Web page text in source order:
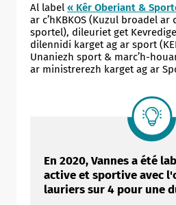
Al label « Kêr Oberiant &
ar c’hKBKOS (Kuzul broadel
sportel), dileuriet get
dilennidi karget ag ar sport
Unaniezh sport & marc’h-
ar ministrerezh karget ag ar
En 2020, Vannes a été
active et sportive avec
lauriers sur 4 pour une